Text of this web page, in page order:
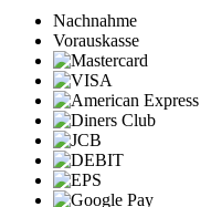
Nachnahme
Vorauskasse